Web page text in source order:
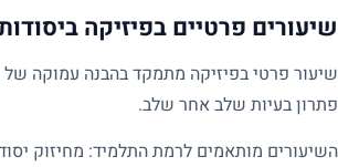
שיעורים פרטיים בפיזיקה
שיעור פרטי בפיזיקה מתמקד בהבנה עמוקה של
פתרון בעיות שלב אחר שלב.